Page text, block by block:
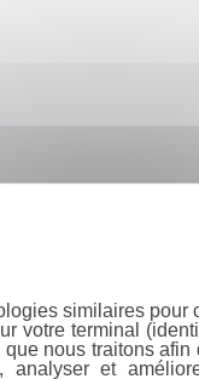
similaires pour
votre terminal
nous traitons afin
analyser et